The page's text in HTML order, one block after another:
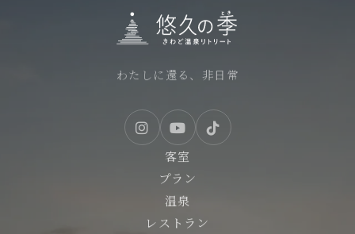
わたしに還る、非日常
客室
プラン
温泉
レストラン